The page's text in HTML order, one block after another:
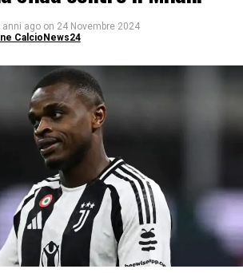
anni ago on 24 Novembre 2024
CalcioNews24